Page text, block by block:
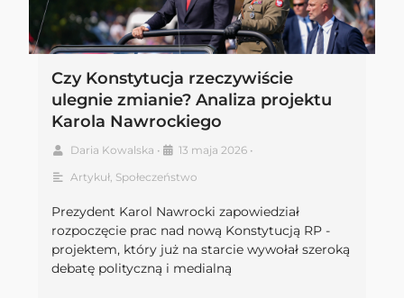
Czy Konstytucja rzeczywiście
ulegnie zmianie? Analiza projektu
Karola Nawrockiego
Daria Kowalska • 13 maja 2026 •
Artykuł, Społeczeństwo
Prezydent Karol Nawrocki zapowiedział
rozpoczęcie prac nad nową Konstytucją RP -
projektem, który już na starcie wywołał szeroką
debatę polityczną i medialną